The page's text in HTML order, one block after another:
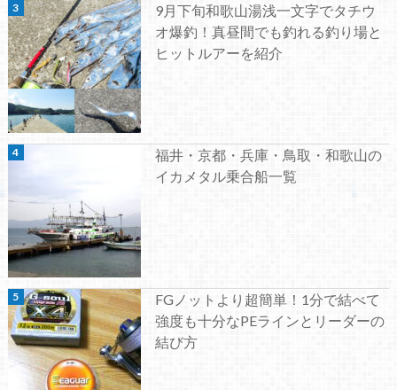
9月下旬和歌山湯浅一文字でタチウ
オ爆釣！真昼間でも釣れる釣り場と
ヒットルアーを紹介
福井・京都・兵庫・鳥取・和歌山の
イカメタル乗合船一覧
FGノットより超簡単！1分で結べて
強度も十分なPEラインとリーダーの
結び方